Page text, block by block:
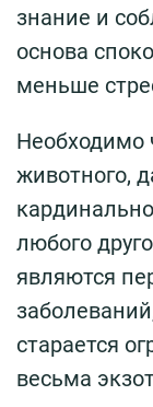
знание и
основа
меньше
Необходимо
животного,
любого
являются
старается
весьма